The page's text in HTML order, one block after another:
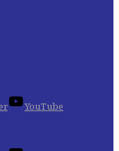
YouTube